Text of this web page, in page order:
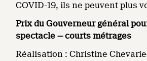
COVID-19, ils ne peuvent plus
Prix du Gouverneur général
spectacle — courts métrages
Réalisation : Christine